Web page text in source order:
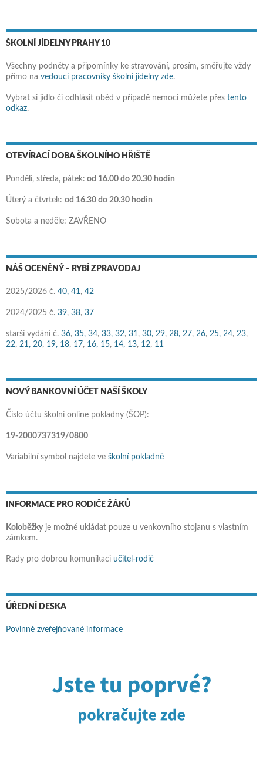
ŠKOLNÍ JÍDELNY PRAHY 10
Všechny podněty a připomínky ke stravování, prosím, směřujte vždy
přímo na vedoucí pracovníky školní jídelny zde.
Vybrat si jídlo či odhlásit oběd v případě nemoci můžete přes tento
odkaz.
OTEVÍRACÍ DOBA ŠKOLNÍHO HŘIŠTĚ
Pondělí, středa, pátek: od 16.00 do 20.30 hodin
Úterý a čtvrtek: od 16.30 do 20.30 hodin
Sobota a neděle: ZAVŘENO
NÁŠ OCENĚNÝ – RYBÍ ZPRAVODAJ
2025/2026 č. 40, 41, 42
2024/2025 č. 39, 38, 37
starší vydání č. 36, 35, 34, 33, 32, 31, 30, 29, 28, 27, 26, 25, 24, 23,
22, 21, 20, 19, 18, 17, 16, 15, 14, 13, 12, 11
NOVÝ BANKOVNÍ ÚČET NAŠÍ ŠKOLY
Číslo účtu školní online pokladny (ŠOP):
19-2000737319/0800
Variabilní symbol najdete ve školní pokladně
INFORMACE PRO RODIČE ŽÁKŮ
Koloběžkyje možné ukládat pouze u venkovního stojanu s vlastním
zámkem.
Rady pro dobrou komunikaci učitel-rodič
ÚŘEDNÍ DESKA
Povinně zveřejňované informace